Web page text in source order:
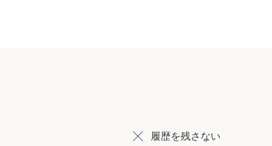
履歴を残さない